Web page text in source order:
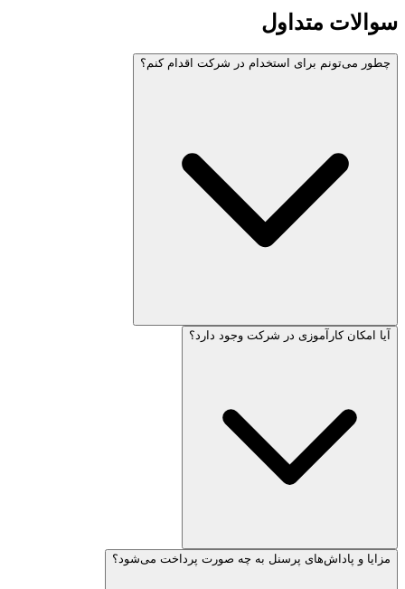
سوالات متداول
چطور می‌تونم برای استخدام در شرکت اقدام کنم؟
آیا امکان کارآموزی در شرکت وجود دارد؟
مزایا و پاداش‌های پرسنل به چه صورت پرداخت می‌شود؟